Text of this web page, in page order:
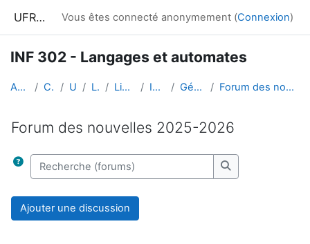
UFRIM²AG : Moodle Vous êtes connecté anonymement (Connexion)
INF 302 - Langages et automates
Accueil Cours UGA L.S.T Licence 2 INF 302 Généralités Forum des nouvelles 2025-2026
Forum des nouvelles 2025-2026
Recherche (forums)
Recherche
Ajouter une discussion